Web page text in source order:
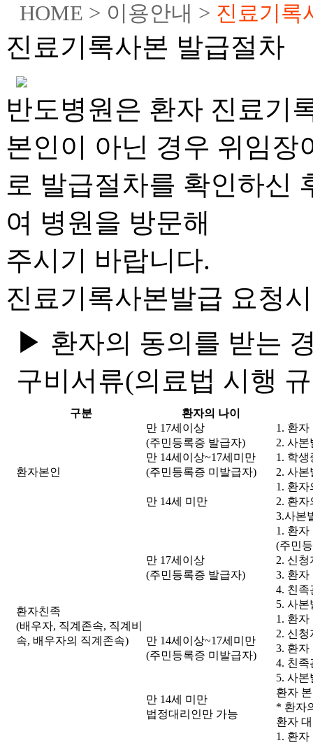
HOME > 이용안내 > 진료기록
진료기록사본 발급절차
반도병원은 환자 진료기
본인이 아닌 경우 위임장
로 발급절차를 확인하신
여 병원을 방문해
주시기 바랍니다.
진료기록사본발급 요청
▶ 환자의 동의를 받는
구비서류(의료법 시행
구분 환자의 나이
환자본인
만 17세이상
(주민등록증 발급자)
1. 환
2. 사
만 14세이상~17세미만
(주민등록증 미발급자)
1. 학
2. 사
만 14세 미만
1. 환
2. 환
3.사본
환자친족
(배우자, 직계존속, 직계비
속, 배우자의 직계존속)
만 17세이상
(주민등록증 발급자)
1. 환
(주민
2. 신
3. 환자
4. 친족
5. 사
만 14세이상~17세미만
(주민등록증 미발급자)
1. 환
2. 신
3. 환자
4. 친족
5. 사
만 14세 미만
법정대리인만 가능
환자
* 환자
환자
1. 환